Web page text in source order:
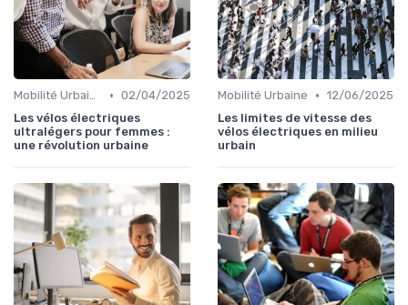
Mobilité Urbaine • 02/04/2025
Les vélos électriques
ultralégers pour femmes :
une révolution urbaine
Mobilité Urbaine • 12/06/2025
Les limites de vitesse des
vélos électriques en milieu
urbain